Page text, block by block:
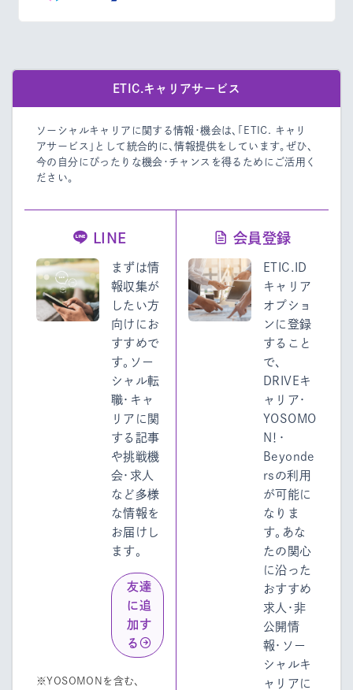
ETIC.キャリアサービス
ソーシャルキャリアに関する情報・機会は、「ETIC. キャリ
アサービス」として統合的に、情報提供をしています。 ぜひ、
今の自分にぴったりな機会・チャンスを得るためにご活用く
ださい。
LINE
まずは情
報収集が
したい方
向けにお
すすめで
す。ソー
シャル転
職・キャ
リアに関
する記事
や挑戦機
会・求人
など多様
な情報を
お届けし
ます。
友達
に追
加す
る
※YOSOMONを含む、
会員登録
ETIC.ID
キャリア
オプショ
ンに登録
すること
で、
DRIVEキ
ャリア・
YOSOMO
N！・
Beyonde
rsの利用
が可能に
なりま
す。あな
たの関心
に沿った
おすすめ
求人・非
公開情
報・ソー
シャルキ
ャリアに